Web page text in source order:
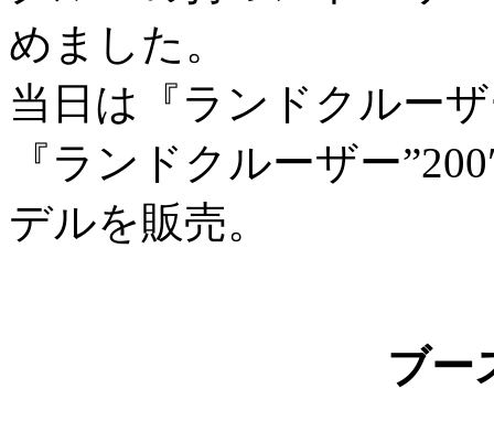
めました。
当日は『ランドクルー
『ランドクルーザー
デルを販売。
ブー